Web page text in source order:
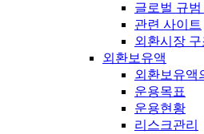
글로벌 규
관련 사이트
외환시장 구
외환보유액
외환보유액
운용목표
운용현황
리스크관리